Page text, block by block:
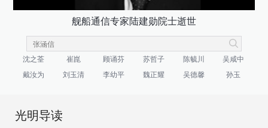
舰船通信专家陆建勋院士逝世
沈之荃 崔崑 顾诵芬 苏哲子 陈毓川
吴咸中
戴汝为
刘玉清 李幼平 魏正耀 吴德馨 孙玉
光明导读